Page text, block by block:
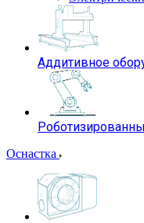
Аддитивное
Оснастка